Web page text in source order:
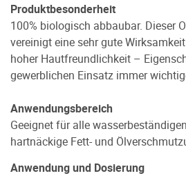
Produktbesonderheit
100% biologisch abbaubar. Dieser
vereinigt eine sehr gute
hoher Hautfreundlichkeit –
gewerblichen Einsatz immer
Anwendungsbereich
Geeignet für alle
hartnäckige Fett- und
Anwendung und Dosierung